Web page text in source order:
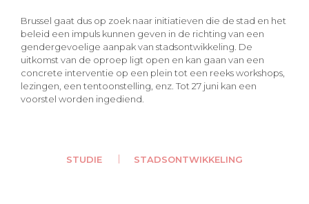
Brussel gaat dus op zoek naar initiatieven die de stad en het
beleid een impuls kunnen geven in de richting van een
gendergevoelige aanpak van stadsontwikkeling. De
uitkomst van de oproep ligt open en kan gaan van een
concrete interventie op een plein tot een reeks workshops,
lezingen, een tentoonstelling, enz. Tot 27 juni kan een
voorstel worden ingediend.
STUDIE STADSONTWIKKELING